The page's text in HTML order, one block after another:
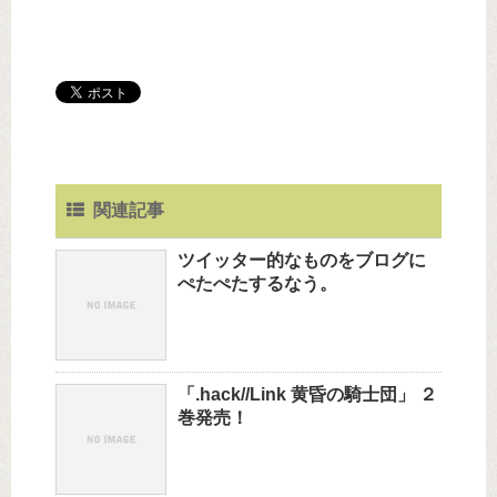
関連記事
ツイッター的なものをブログに
ぺたぺたするなう。
「.hack//Link 黄昏の騎士団」 ２
巻発売！